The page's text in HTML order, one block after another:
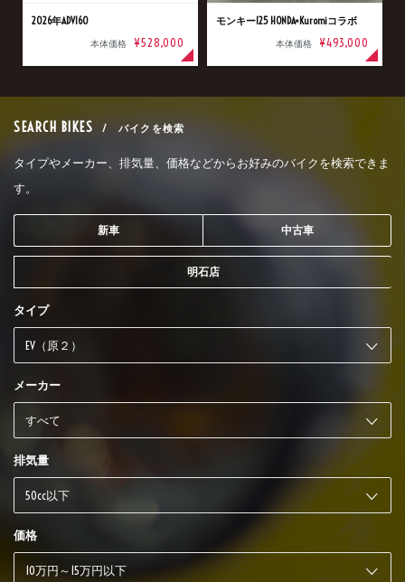
2026年ADV160
本体価格 ¥528,000
モンキー125 HONDA×Kuromiコラボ
本体価格 ¥493,000
SEARCH BIKES / バイクを検索
タイプやメーカー、排気量、価格などからお好みのバイクを検索できま
す。
新車 中古車
明石店
タイプ
メーカー
排気量
価格